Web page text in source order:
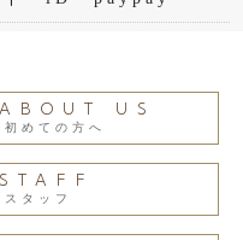
ABOUT US
初めての方へ
STAFF
スタッフ